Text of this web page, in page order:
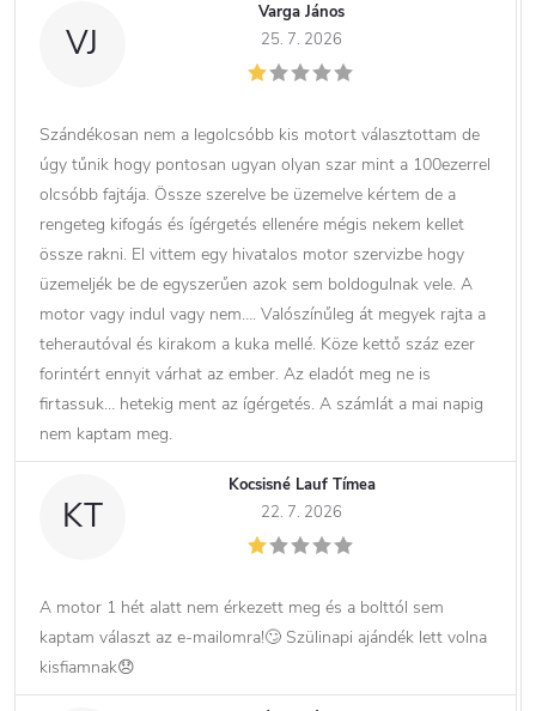
VJ
Varga János
25. 7. 2026
Szándékosan nem a legolcsóbb kis motort választottam de
úgy tűnik hogy pontosan ugyan olyan szar mint a 100ezerrel
olcsóbb fajtája. Össze szerelve be üzemelve kértem de a
rengeteg kifogás és ígérgetés ellenére mégis nekem kellet
össze rakni. El vittem egy hivatalos motor szervizbe hogy
üzemeljék be de egyszerűen azok sem boldogulnak vele. A
motor vagy indul vagy nem…. Valószínűleg át megyek rajta a
teherautóval és kirakom a kuka mellé. Köze kettő száz ezer
forintért ennyit várhat az ember. Az eladót meg ne is
firtassuk… hetekig ment az ígérgetés. A számlát a mai napig
nem kaptam meg.
KT
Kocsisné Lauf Tímea
22. 7. 2026
A motor 1 hét alatt nem érkezett meg és a bolttól sem
kaptam választ az e-mailomra!🙄 Szülinapi ajándék lett volna
kisfiamnak😞